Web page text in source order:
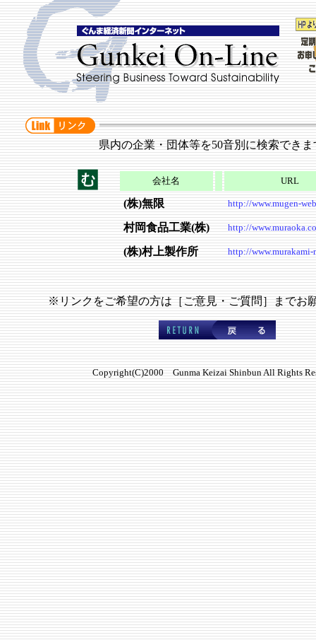
県内の企業・団体等を50音別に検索できま
会社名 URL
(株)無限 http://www.mugen-
村岡食品工業(株) http://
(株)村上製作所 http://www.murakami-
※リンクをご希望の方は［ご意見・ご質問］までお
Copyright(C)2000 Gunma Keizai Shinbun All Rights